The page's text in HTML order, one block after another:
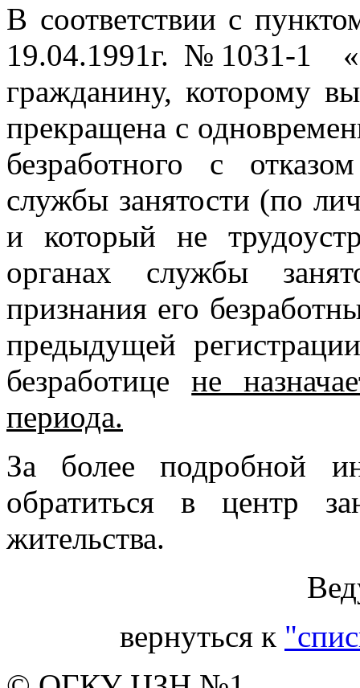
В соответствии с
19.04.1991г. №1031-1
гражданину, которому
прекращена с
безработного с
службы занятости (по
и который не
органах службы
признания его
предыдущей
безработицене
периода.
За более подробной
обратиться в центр
жительства.
вернуться к